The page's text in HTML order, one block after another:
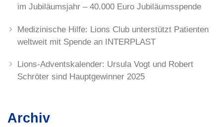
im Jubiläumsjahr – 40.000 Euro Jubiläumsspende
Medizinische Hilfe: Lions Club unterstützt Patienten
weltweit mit Spende an INTERPLAST
Lions-Adventskalender: Ursula Vogt und Robert
Schröter sind Hauptgewinner 2025
Archiv